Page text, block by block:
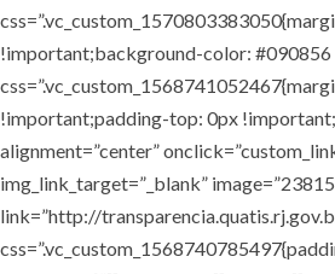
!important;background-color: #090856
!important;padding-top: 0px
alignment=”center”
img_link_target=”_blank”
link=”http://